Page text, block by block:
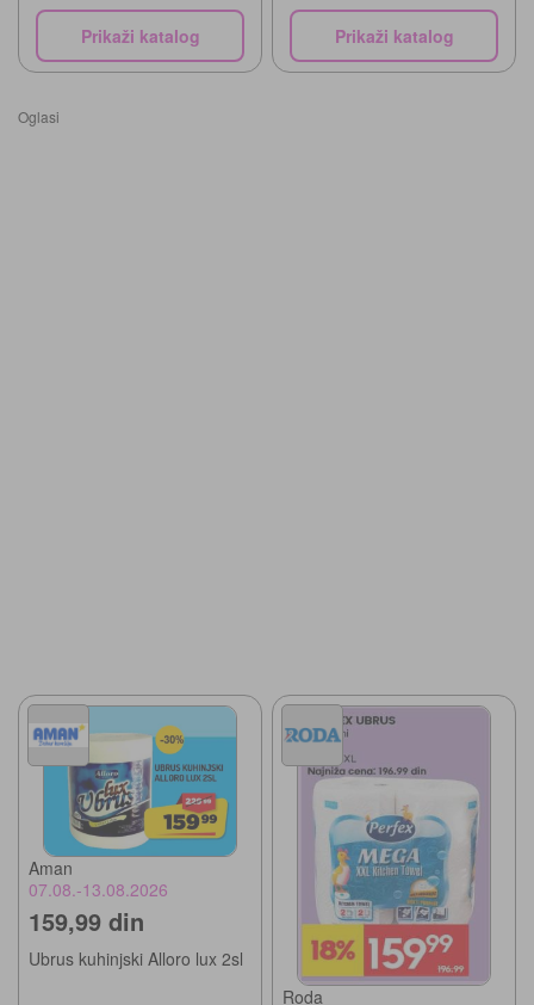
Prikaži katalog Prikaži katalog
Oglasi
Aman
07.08.-13.08.2026
159,99 din
Ubrus kuhinjski Alloro lux 2sl
Roda